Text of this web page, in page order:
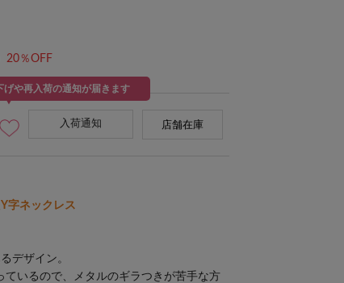
20％OFF
げや再入荷の通知が届きます
入荷通知 店舗在庫
字ネックレス
デザイン。
ているので、メタルのギラつきが苦手な方